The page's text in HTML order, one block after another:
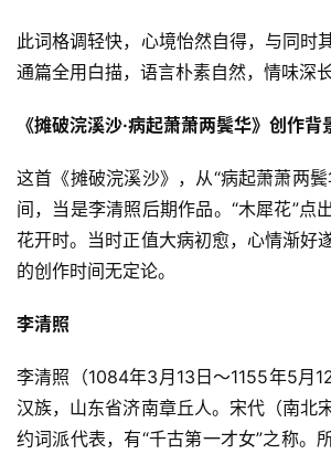
此词格调轻快，心境怡然自得，与同时
通篇全用白描，语言朴素自然，情味深长
《摊破浣溪沙·病起萧萧两鬓华》创作背
这首《摊破浣溪沙》，从“病起萧萧两
间，当是李清照后期作品。“木犀花”点
花开时。当时正值大病初愈，心情渐好
的创作时间无定论。
李清照
李清照（1084年3月13日～1155年5月
汉族，山东省济南章丘人。宋代（南北
约词派代表，有“千古第一才女”之称。